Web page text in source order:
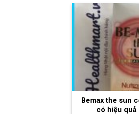
Bemax the sun
có hiệu quả